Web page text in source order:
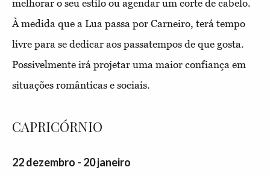
melhorar o seu estilo ou agendar um corte de cabelo.
À medida que a Lua passa por Carneiro, terá tempo
livre para se dedicar aos passatempos de que gosta.
Possivelmente irá projetar uma maior confiança em
situações românticas e sociais.
CAPRICÓRNIO
22 dezembro - 20 janeiro